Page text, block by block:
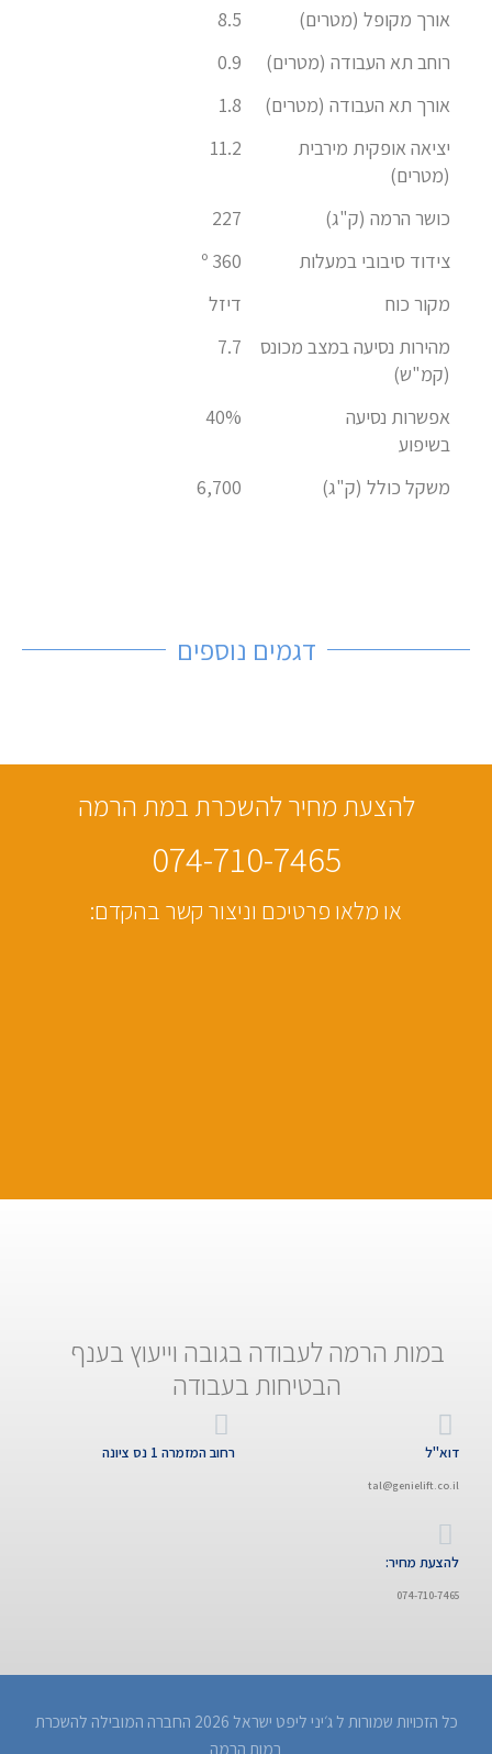
אורך מקופל (מטרים)
8.5
רוחב תא העבודה (מטרים)
0.9
אורך תא העבודה (מטרים)
1.8
יציאה אופקית מירבית
(מטרים)
11.2
כושר הרמה (ק"ג)
227
צידוד סיבובי במעלות
360 º
מקור כוח
דיזל
מהירות נסיעה במצב מכונס
(קמ"ש)
7.7
אפשרות נסיעה
בשיפוע
40%
משקל כולל (ק"ג) 6,700
דגמים נוספים
להצעת מחיר להשכרת במת הרמה
074-710-7465
או מלאו פרטיכם וניצור קשר בהקדם:
במות הרמה לעבודה בגובה וייעוץ בענף
הבטיחות בעבודה
דוא"ל
tal@genielift.co.il
רחוב המזמרה 1 נס ציונה
להצעת מחיר:
074-710-7465
כל הזכויות שמורות ל ג׳יני ליפט ישראל 2026 החברה המובילה להשכרת
במות הרמה